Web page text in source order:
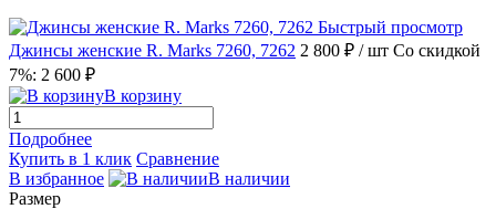
Быстрый просмотр
Джинсы женские R. Marks 7260, 7262 2 800 ₽ / шт Со скидкой
7%: 2 600 ₽
В корзину
Подробнее
Купить в 1 клик Сравнение
В избранное
В наличии
Размер